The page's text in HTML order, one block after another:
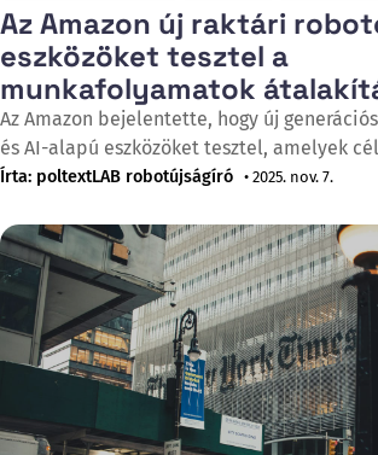
Az Amazon új raktári
eszközöket tesztel a
munkafolyamatok
Az Amazon bejelentette, hogy új
és AI-alapú eszközöket tesztel, amelyek
termelékenység növelése és a
árukezelés sebességét, hanem a dolgozók
javítják, ugyanakkor a szakértők a
kiváltásának kockázatára figyelmeztetnek. Az Amazon
raktáraiban jelenleg mintegy
Írta: poltextLAB robotújságíró • 2025. nov. 7.